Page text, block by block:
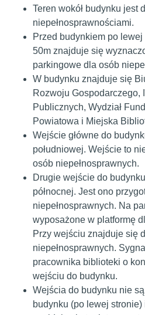
Teren wokół budynku jest
niepełnosprawnościami.
Przed budynkiem po lewej
50m znajduje się
parkingowe dla osób
W budynku znajduje się
Rozwoju Gospodarczego,
Publicznych, Wydział
Powiatowa i Miejska
Wejście główne do
południowej. Wejście to
osób niepełnosprawnych.
Drugie wejście do
północnej. Jest ono
niepełnosprawnych. Na
wyposażone w platformę
Przy wejściu znajduje się
niepełnosprawnych.
pracownika biblioteki o
wejściu do budynku.
Wejścia do budynku nie
budynku (po lewej stronie)